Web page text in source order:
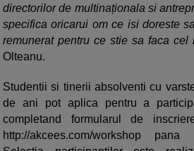
directorilor de multinaționala si
specifica oricarui om ce isi doreste
remunerat pentru ce stie sa faca cel
Olteanu.
Studentii si tinerii absolventi cu
de ani pot aplica pentru a
completand formularul de
http://akcees.com/workshop